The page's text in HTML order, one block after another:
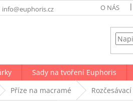
info@euphoris.cz O NÁS
Sady na tvoření Euphoris
Příze na macramé